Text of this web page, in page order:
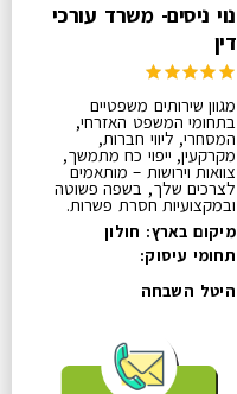
נוי ניסים- משרד עורכי
דין
מגוון שירותים משפטיים
בתחומי המשפט האזרחי,
המסחרי, ליווי חברות,
מקרקעין, ייפוי כח מתמשך,
צוואות וירושות – מותאמים
לצרכים שלך, בשפה פשוטה
ובמקצועיות חסרת פשרות.
מיקום בארץ: חולון
תחומי עיסוק:
היטל השבחה